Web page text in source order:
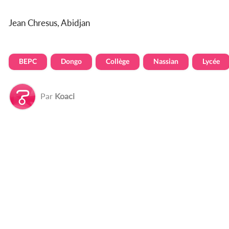
Jean Chresus, Abidjan
BEPC Dongo Collège Nassian Lycée
Par Koaci